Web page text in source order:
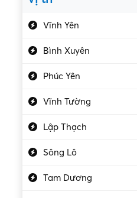
Vĩnh Yên
Bình Xuyên
Phúc Yên
Vĩnh Tường
Lập Thạch
Sông Lô
Tam Dương